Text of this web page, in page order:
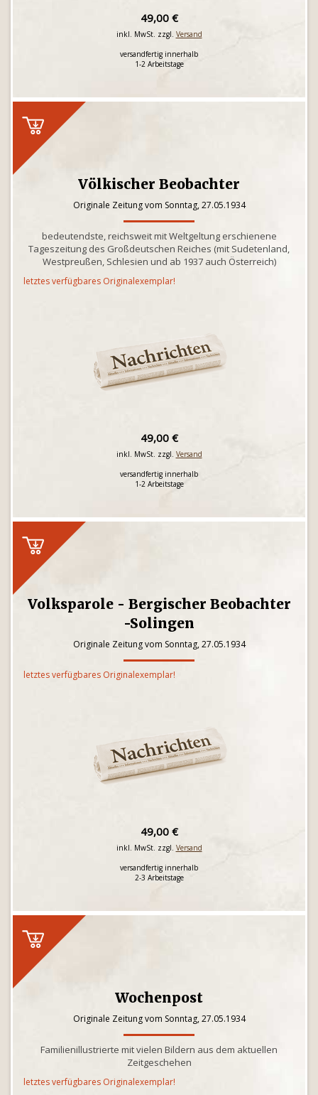
49,00 €
inkl. MwSt. zzgl. Versand
versandfertig innerhalb
1-2 Arbeitstage
Völkischer Beobachter
Originale Zeitung vom Sonntag, 27.05.1934
bedeutendste, reichsweit mit Weltgeltung erschienene
Tageszeitung des Großdeutschen Reiches (mit Sudetenland,
Westpreußen, Schlesien und ab 1937 auch Österreich)
letztes verfügbares Originalexemplar!
49,00 €
inkl. MwSt. zzgl. Versand
versandfertig innerhalb
1-2 Arbeitstage
Volksparole - Bergischer Beobachter
-Solingen
Originale Zeitung vom Sonntag, 27.05.1934
letztes verfügbares Originalexemplar!
49,00 €
inkl. MwSt. zzgl. Versand
versandfertig innerhalb
2-3 Arbeitstage
Wochenpost
Originale Zeitung vom Sonntag, 27.05.1934
Familienillustrierte mit vielen Bildern aus dem aktuellen
Zeitgeschehen
letztes verfügbares Originalexemplar!